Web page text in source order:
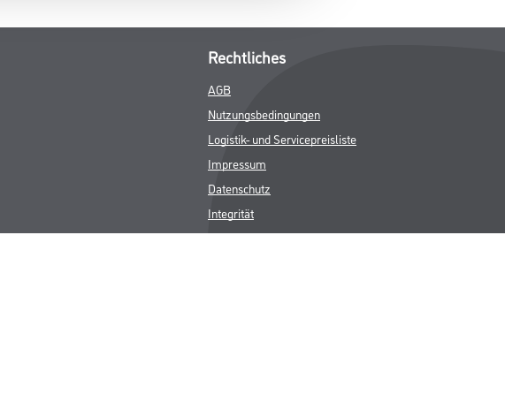
Rechtliches
AGB
Nutzungsbedingungen
Logistik- und Servicepreisliste
Impressum
Datenschutz
Integrität
Kontakt